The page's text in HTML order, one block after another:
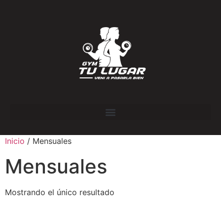
Inicio / Mensuales
Mensuales
Mostrando el único resultado